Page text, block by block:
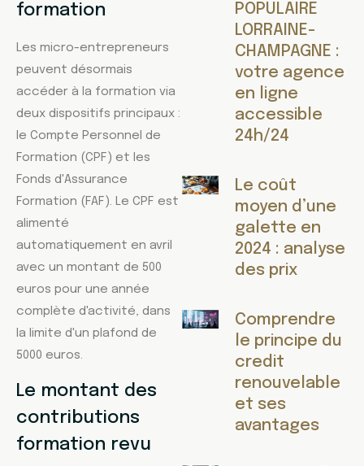
formation
Les micro-entrepreneurs
peuvent désormais
accéder à la formation via
deux dispositifs principaux :
le Compte Personnel de
Formation (CPF) et les
Fonds d'Assurance
Formation (FAF). Le CPF est
alimenté
automatiquement en avril
avec un montant de 500
euros pour une année
complète d'activité, dans
la limite d'un plafond de
5000 euros.
Le montant des
contributions
formation revu
POPULAIRE
LORRAINE-
CHAMPAGNE :
votre agence
en ligne
accessible
24h/24
Le coût
moyen d’une
galette en
2024 : analyse
des prix
Comprendre
le principe du
credit
renouvelable
et ses
avantages